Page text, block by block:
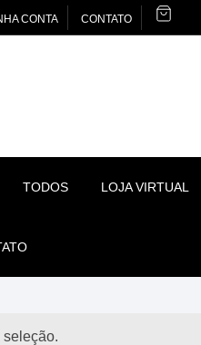
CONTA CONTATO
TODOS LOJA VIRTUAL
seleção.